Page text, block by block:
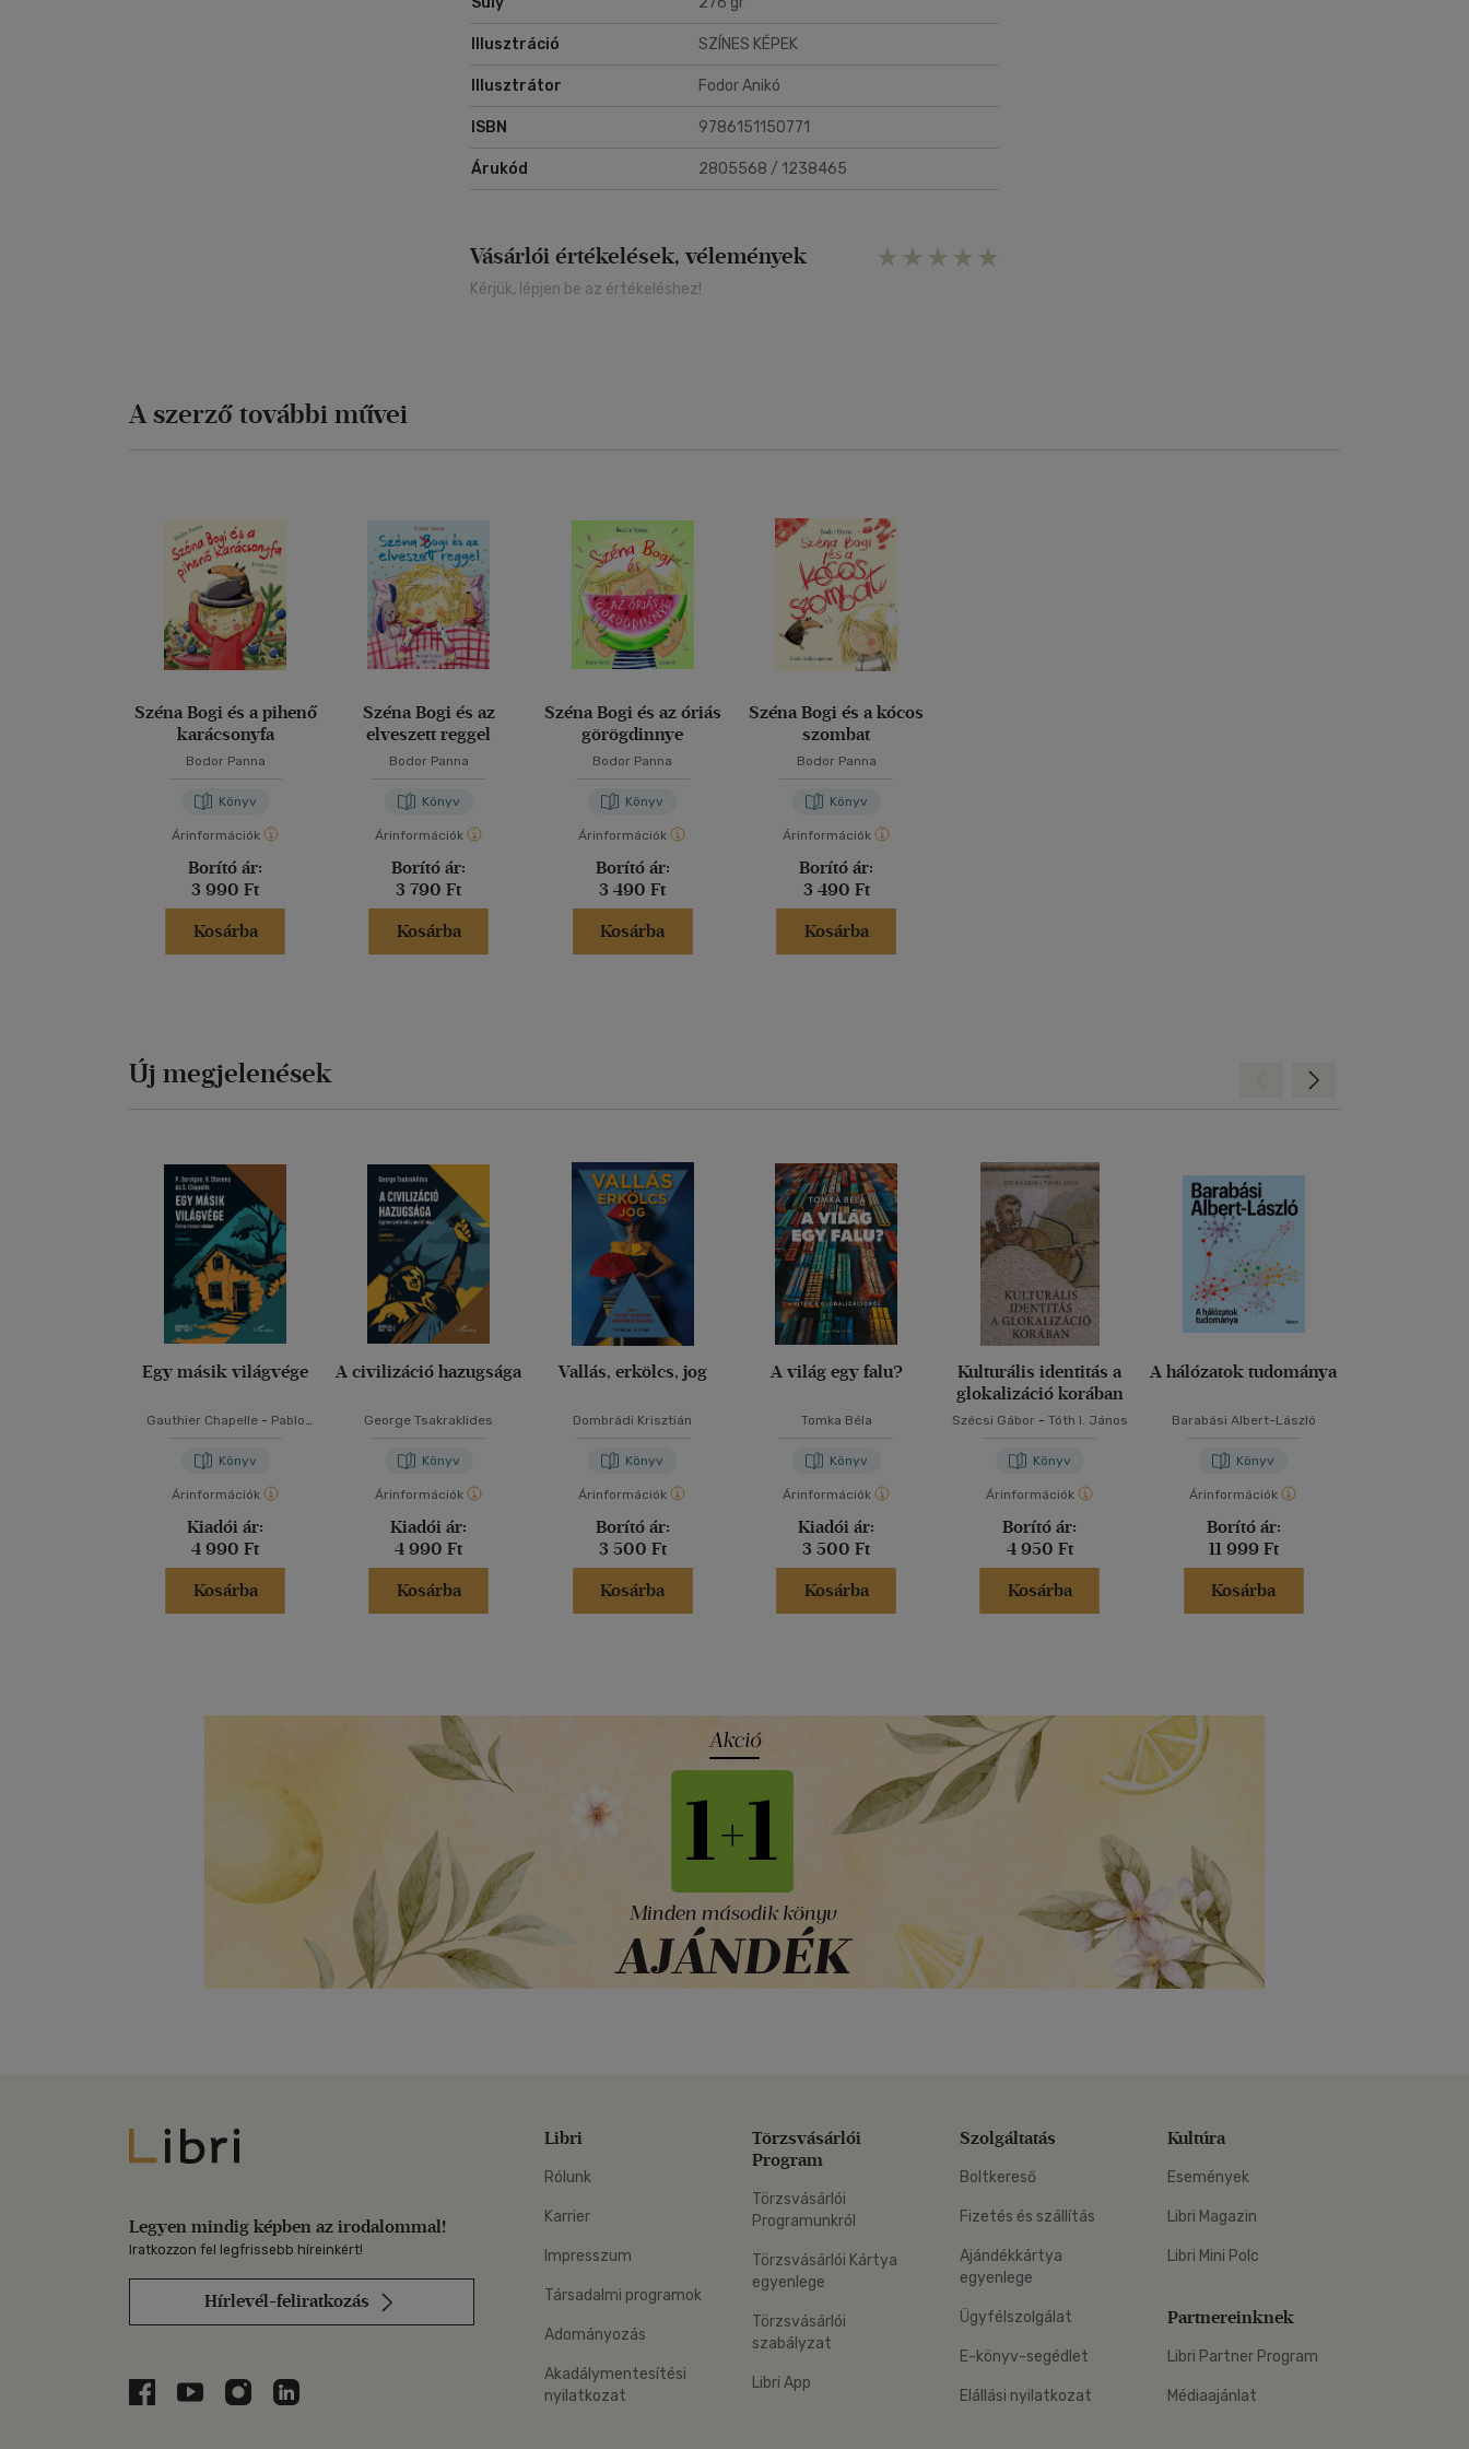
Illusztráció SZÍNES KÉPEK
Illusztrátor Fodor Anikó
ISBN 9786151150771
Árukód 2805568 / 1238465
Vásárlói értékelések, vélemények
Kérjük, lépjen be az értékeléshez!
A szerző további művei
Széna Bogi és a pihenő
karácsonyfa
Bodor Panna
Könyv
Árinformációk
Borító ár:
3 990 Ft
Kosárba
Széna Bogi és az
elveszett reggel
Bodor Panna
Könyv
Árinformációk
Borító ár:
3 790 Ft
Kosárba
Széna Bogi és az óriás
görögdinnye
Bodor Panna
Könyv
Árinformációk
Borító ár:
3 490 Ft
Kosárba
Széna Bogi és a kócos
szombat
Bodor Panna
Könyv
Árinformációk
Borító ár:
3 490 Ft
Kosárba
Új megjelenések
Egy másik világvége
Gauthier Chapelle- Pablo
Könyv
Árinformációk
Kiadói ár:
4 990 Ft
Kosárba
A civilizáció hazugsága
George Tsakraklides
Könyv
Árinformációk
Kiadói ár:
4 990 Ft
Kosárba
Vallás, erkölcs, jog
Dombrádi Krisztián
Könyv
Árinformációk
Borító ár:
3 500 Ft
Kosárba
A világ egy falu?
Tomka Béla
Könyv
Árinformációk
Kiadói ár:
3 500 Ft
Kosárba
Kulturális identitás a
glokalizáció korában
Szécsi Gábor - Tóth I. János
Könyv
Árinformációk
Borító ár:
4 950 Ft
Kosárba
A hálózatok tudománya
Barabási Albert-László
Könyv
Árinformációk
Borító ár:
11 999 Ft
Kosárba
Előre
Libri
Legyen mindig képben az irodalommal!
Iratkozzon fel legfrissebb híreinkért!
Hírlevél-feliratkozás
Libri a Facebookon
Libri a Youtube-on
Libri az Instagramon
Libri a LinkedInen
Libri
Rólunk
Karrier
Impresszum
Társadalmi programok
Adományozás
Akadálymentesítési
nyilatkozat
Törzsvásárlói
Program
Törzsvásárlói
Programunkról
Törzsvásárlói Kártya
egyenlege
Törzsvásárlói
szabályzat
Libri App
Szolgáltatás
Boltkereső
Fizetés és szállítás
Ajándékkártya
egyenlege
Ügyfélszolgálat
E-könyv-segédlet
Elállási nyilatkozat
Kultúra
Események
Libri Magazin
Libri Mini Polc
Partnereinknek
Libri Partner Program
Médiaajánlat